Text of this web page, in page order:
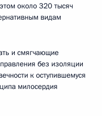
около 320 тысяч
видам
и смягчающие
без изоляции
к оступившемуся
милосердия